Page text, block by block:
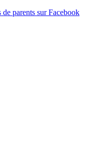
de parents sur Facebook